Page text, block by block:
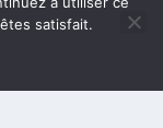
satisfait.